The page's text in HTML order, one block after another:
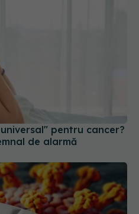
pentru cancer?
de alarmă